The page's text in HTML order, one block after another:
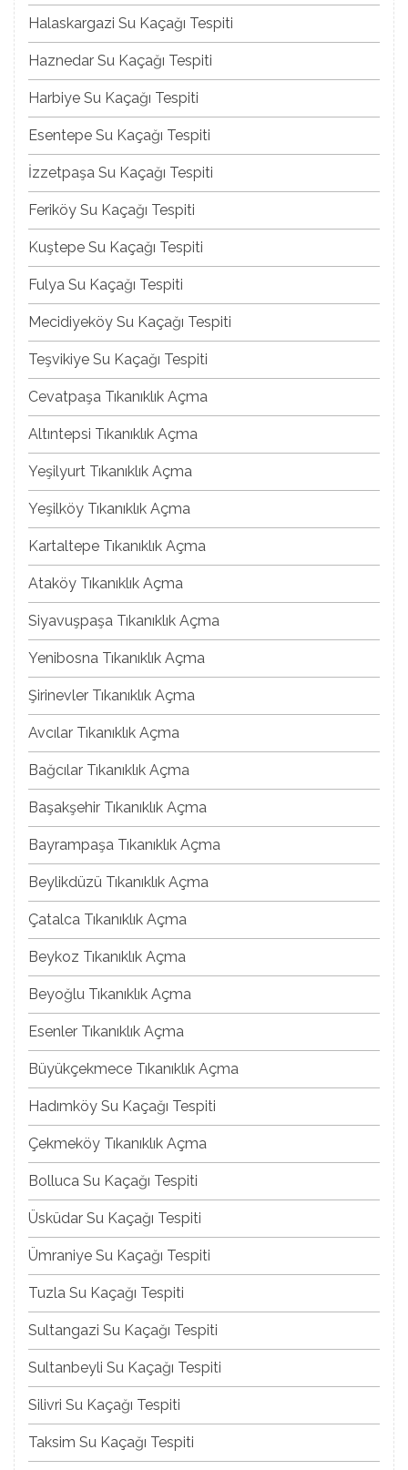
Halaskargazi Su Kaçağı Tespiti
Haznedar Su Kaçağı Tespiti
Harbiye Su Kaçağı Tespiti
Esentepe Su Kaçağı Tespiti
İzzetpaşa Su Kaçağı Tespiti
Feriköy Su Kaçağı Tespiti
Kuştepe Su Kaçağı Tespiti
Fulya Su Kaçağı Tespiti
Mecidiyeköy Su Kaçağı Tespiti
Teşvikiye Su Kaçağı Tespiti
Cevatpaşa Tıkanıklık Açma
Altıntepsi Tıkanıklık Açma
Yeşilyurt Tıkanıklık Açma
Yeşilköy Tıkanıklık Açma
Kartaltepe Tıkanıklık Açma
Ataköy Tıkanıklık Açma
Siyavuşpaşa Tıkanıklık Açma
Yenibosna Tıkanıklık Açma
Şirinevler Tıkanıklık Açma
Avcılar Tıkanıklık Açma
Bağcılar Tıkanıklık Açma
Başakşehir Tıkanıklık Açma
Bayrampaşa Tıkanıklık Açma
Beylikdüzü Tıkanıklık Açma
Çatalca Tıkanıklık Açma
Beykoz Tıkanıklık Açma
Beyoğlu Tıkanıklık Açma
Esenler Tıkanıklık Açma
Büyükçekmece Tıkanıklık Açma
Hadımköy Su Kaçağı Tespiti
Çekmeköy Tıkanıklık Açma
Bolluca Su Kaçağı Tespiti
Üsküdar Su Kaçağı Tespiti
Ümraniye Su Kaçağı Tespiti
Tuzla Su Kaçağı Tespiti
Sultangazi Su Kaçağı Tespiti
Sultanbeyli Su Kaçağı Tespiti
Silivri Su Kaçağı Tespiti
Taksim Su Kaçağı Tespiti